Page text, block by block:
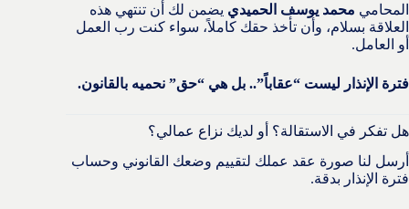
المحامي محمد يوسف الحميدي يضمن لك أن تنتهي هذه
العلاقة بسلام، وأن تأخذ حقك كاملاً، سواء كنت رب العمل
أو العامل.
فترة الإنذار ليست “عقاباً”.. بل هي “حق” نحميه بالقانون.
هل تفكر في الاستقالة؟ أو لديك نزاع عمالي؟
أرسل لنا صورة عقد عملك لتقييم وضعك القانوني وحساب
فترة الإنذار بدقة.